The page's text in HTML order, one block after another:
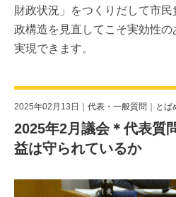
財政状況」をつくりだして市
政構造を見直してこそ実効性
実現できます。
2025年02月13日｜ 代表・一般質問 ｜ とば
2025年2月議会＊代表質
益は守られているか